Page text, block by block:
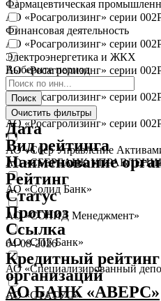
АО «Росагролизинг» серии
АО «Росагролизинг» серии
АО «Росагролизинг» серии
АО «Росагролизинг» серии
АО «Росагролизинг» серии
АО «Сбер Управление
АО «СБЕРБАНК
АО «Солид Банк»
АО «СОЛИД Менеджмент»
АО «СПБ Банк»
АО «Специализированный
АО «СТАТУС»
Фармацевтическая
Финансовая деятельность
Электроэнергетика и ЖКХ
Выберите период
Поиск
Очистить фильтры
Дата
Вид рейтинга
Наименование
Рейтинг
Статус
Прогноз
Ссылка
04-08-2026
Кредитный
организаций
АО БАНК «АВЕРС»